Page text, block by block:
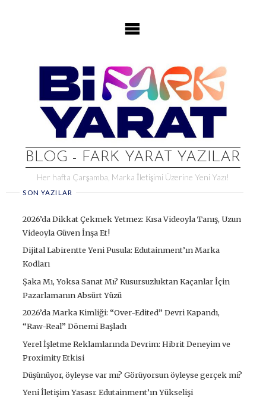
BLOG - FARK YARAT YAZILAR
Her hafta Çarşamba, Marka İletişimi Üzerine Yeni Yazı!
SON YAZILAR
2026’da Dikkat Çekmek Yetmez: Kısa Videoyla Tanış, Uzun
Videoyla Güven İnşa Et!
Dijital Labirentte Yeni Pusula: Edutainment’ın Marka
Kodları
Şaka Mı, Yoksa Sanat Mı? Kusursuzluktan Kaçanlar İçin
Pazarlamanın Absürt Yüzü
2026’da Marka Kimliği: “Over-Edited” Devri Kapandı,
“Raw-Real” Dönemi Başladı
Yerel İşletme Reklamlarında Devrim: Hibrit Deneyim ve
Proximity Etkisi
Düşünüyor, öyleyse var mı? Görüyorsun öyleyse gerçek mi?
Yeni İletişim Yasası: Edutainment’ın Yükselişi